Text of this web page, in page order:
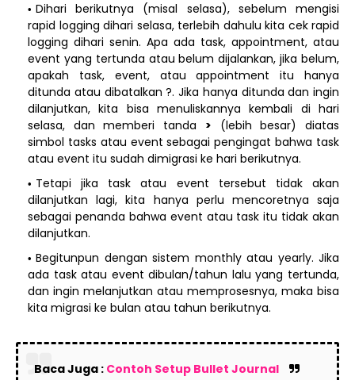
Dihari berikutnya (misal selasa), sebelum mengisi
rapid logging dihari selasa, terlebih dahulu kita cek rapid
logging dihari senin. Apa ada task, appointment, atau
event yang tertunda atau belum dijalankan, jika belum,
apakah task, event, atau appointment itu hanya
ditunda atau dibatalkan ?. Jika hanya ditunda dan ingin
dilanjutkan, kita bisa menuliskannya kembali di hari
selasa, dan memberi tanda > (lebih besar) diatas
simbol tasks atau event sebagai pengingat bahwa task
atau event itu sudah dimigrasi ke hari berikutnya.
Tetapi jika task atau event tersebut tidak akan
dilanjutkan lagi, kita hanya perlu mencoretnya saja
sebagai penanda bahwa event atau task itu tidak akan
dilanjutkan.
Begitunpun dengan sistem monthly atau yearly. Jika
ada task atau event dibulan/tahun lalu yang tertunda,
dan ingin melanjutkan atau memprosesnya, maka bisa
kita migrasi ke bulan atau tahun berikutnya.
Baca Juga : Contoh Setup Bullet Journal